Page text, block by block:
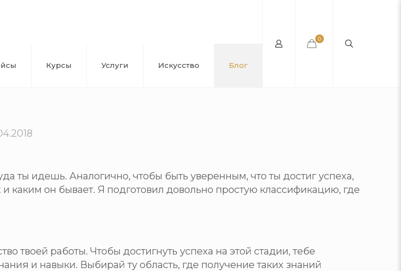
Курсы Услуги Искусство Блог
0
ты идешь. Аналогично, чтобы быть уверенным, что ты достиг успеха,
каким он бывает. Я подготовил довольно простую классификацию, где
твоей работы. Чтобы достигнуть успеха на этой стадии, тебе
и навыки. Выбирай ту область, где получение таких знаний